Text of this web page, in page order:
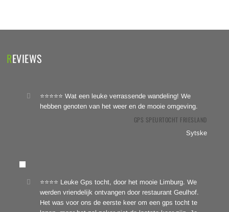
REVIEWS
⭐⭐⭐⭐⭐ Wat een leuke verrassende wandeling! We
hebben genoten van het weer en de mooie omgeving.
GPS SPEURTOCHT FRIESLAND
Sytske
⭐⭐⭐⭐ Leuke Gps tocht, door het mooie Limburg. We
werden vriendelijk ontvangen door restaurant Geulhof.
Het was voor ons de eerste keer om een gps tocht te